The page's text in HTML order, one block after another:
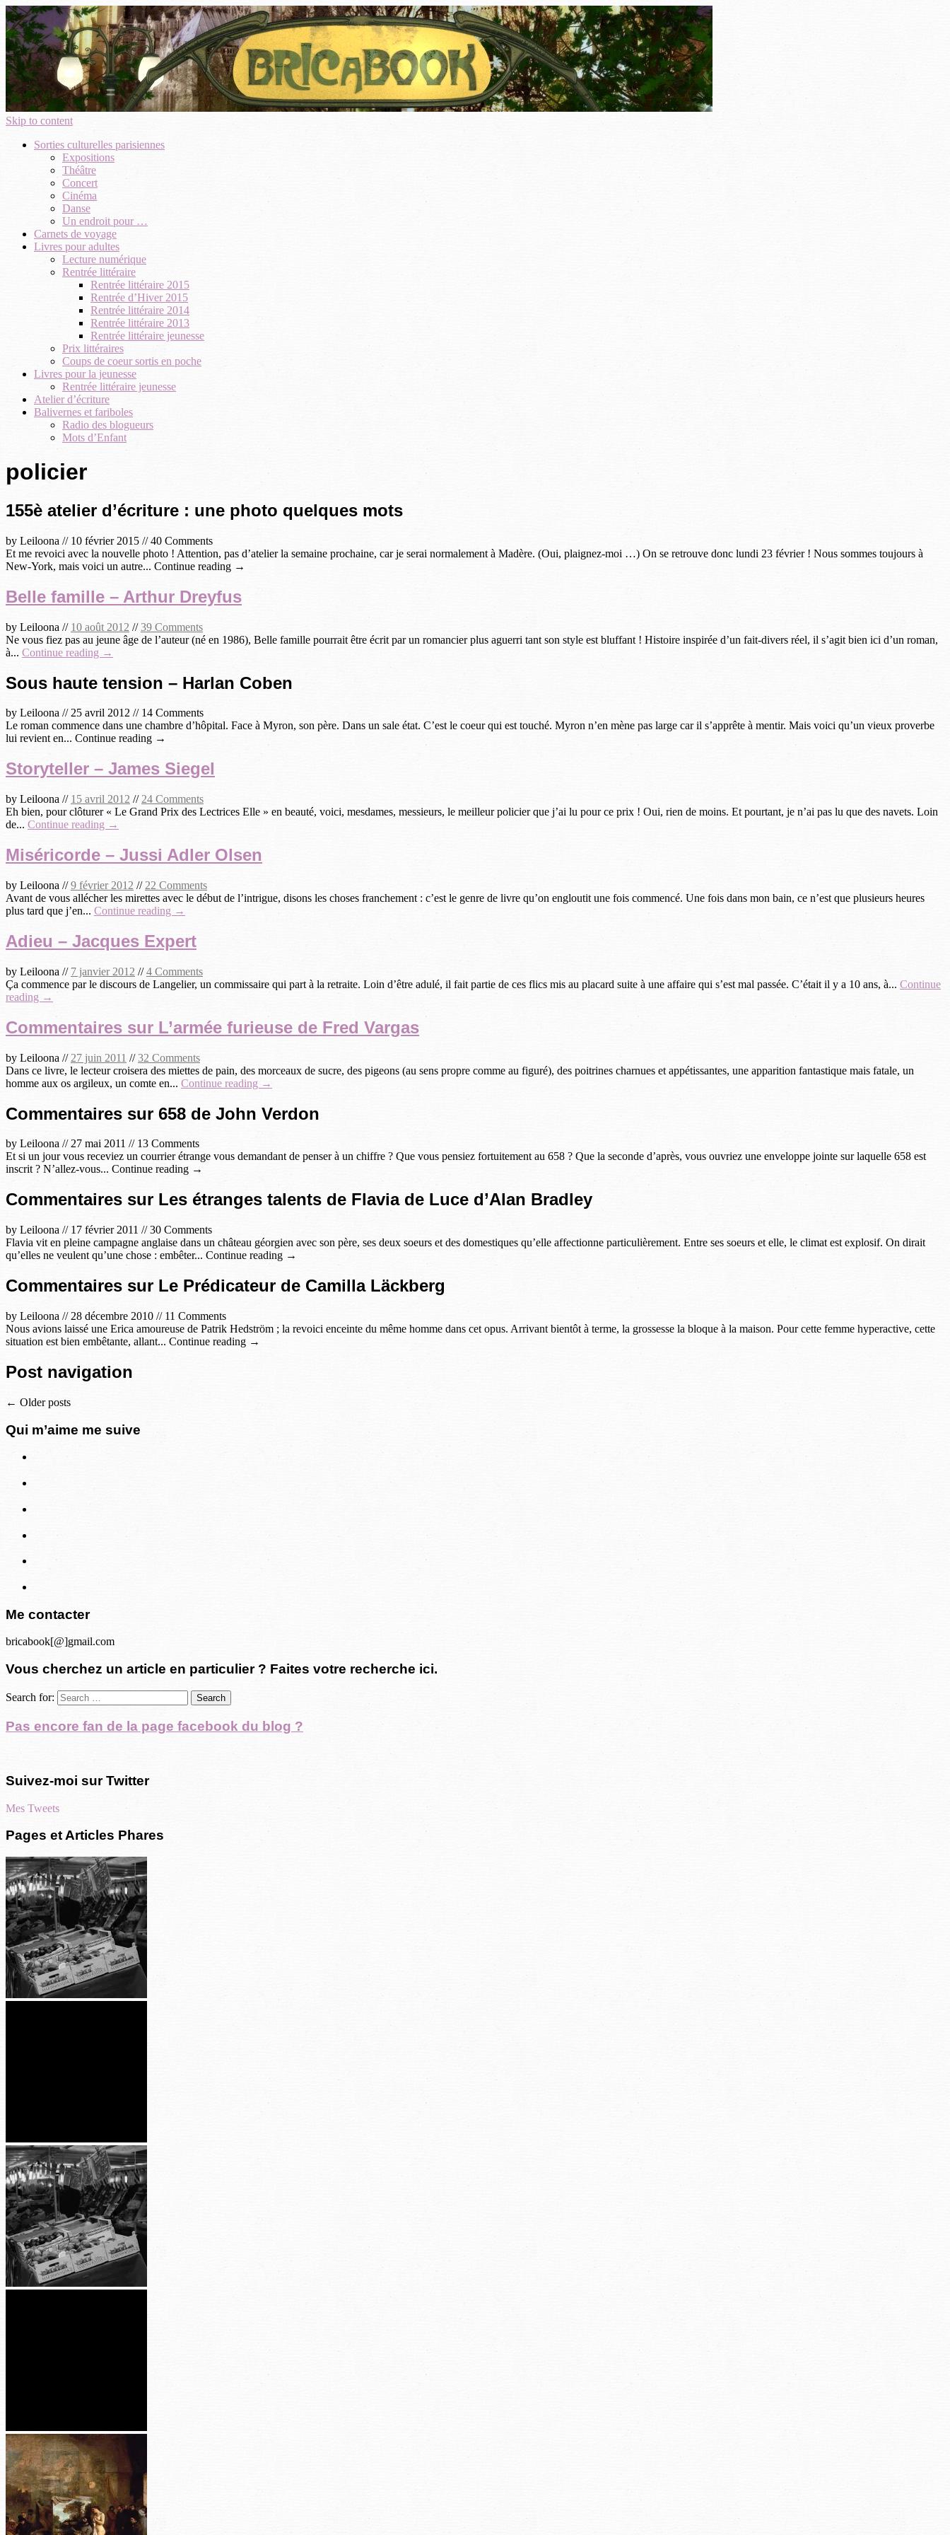
Skip to content
Sorties culturelles parisiennes
Expositions
Théâtre
Concert
Cinéma
Danse
Un endroit pour …
Carnets de voyage
Livres pour adultes
Lecture numérique
Rentrée littéraire
Rentrée littéraire 2015
Rentrée d’Hiver 2015
Rentrée littéraire 2014
Rentrée littéraire 2013
Rentrée littéraire jeunesse
Prix littéraires
Coups de coeur sortis en poche
Livres pour la jeunesse
Rentrée littéraire jeunesse
Atelier d’écriture
Balivernes et fariboles
Radio des blogueurs
Mots d’Enfant
policier
155è atelier d’écriture : une photo quelques mots
by Leiloona // 10 février 2015 //40 Comments
Et me revoici avec la nouvelle photo ! Attention, pas d’atelier la semaine prochaine, car je serai normalement à Madère. (Oui, plaignez-moi …) On se retrouve donc lundi 23 février ! Nous sommes toujours à
New-York, mais voici un autre... Continue reading →
Belle famille – Arthur Dreyfus
by Leiloona // 10 août 2012 //39 Comments
Ne vous fiez pas au jeune âge de l’auteur (né en 1986), Belle famille pourrait être écrit par un romancier plus aguerri tant son style est bluffant ! Histoire inspirée d’un fait-divers réel, il s’agit bien ici d’un roman,
à... Continue reading →
Sous haute tension – Harlan Coben
by Leiloona //25 avril 2012 // 14 Comments
Le roman commence dans une chambre d’hôpital. Face à Myron, son père. Dans un sale état. C’est le coeur qui est touché. Myron n’en mène pas large car il s’apprête à mentir. Mais voici qu’un vieux proverbe
lui revient en... Continue reading →
Storyteller – James Siegel
by Leiloona // 15 avril 2012 // 24 Comments
Eh bien, pour clôturer « Le Grand Prix des Lectrices Elle » en beauté, voici, mesdames, messieurs, le meilleur policier que j’ai lu pour ce prix ! Oui, rien de moins. Et pourtant, je n’ai pas lu que des navets. Loin
de... Continue reading →
Miséricorde – Jussi Adler Olsen
by Leiloona //9 février 2012 // 22 Comments
Avant de vous allécher les mirettes avec le début de l’intrigue, disons les choses franchement : c’est le genre de livre qu’on engloutit une fois commencé. Une fois dans mon bain, ce n’est que plusieurs heures
plus tard que j’en... Continue reading →
Adieu – Jacques Expert
by Leiloona // 7 janvier 2012 //4 Comments
Ça commence par le discours de Langelier, un commissaire qui part à la retraite. Loin d’être adulé, il fait partie de ces flics mis au placard suite à une affaire qui s’est mal passée. C’était il y a 10 ans, à... Continue
reading →
Commentaires sur L’armée furieuse de Fred Vargas
by Leiloona // 27 juin 2011 //32 Comments
Dans ce livre, le lecteur croisera des miettes de pain, des morceaux de sucre, des pigeons (au sens propre comme au figuré), des poitrines charnues et appétissantes, une apparition fantastique mais fatale, un
homme aux os argileux, un comte en... Continue reading →
Commentaires sur 658 de John Verdon
by Leiloona //27 mai 2011 // 13 Comments
Et si un jour vous receviez un courrier étrange vous demandant de penser à un chiffre ? Que vous pensiez fortuitement au 658 ? Que la seconde d’après, vous ouvriez une enveloppe jointe sur laquelle 658 est
inscrit ? N’allez-vous... Continue reading →
Commentaires sur Les étranges talents de Flavia de Luce d’Alan Bradley
by Leiloona // 17 février 2011 //30 Comments
Flavia vit en pleine campagne anglaise dans un château géorgien avec son père, ses deux soeurs et des domestiques qu’elle affectionne particulièrement. Entre ses soeurs et elle, le climat est explosif. On dirait
qu’elles ne veulent qu’une chose : embêter... Continue reading →
Commentaires sur Le Prédicateur de Camilla Läckberg
by Leiloona //28 décembre 2010 // 11 Comments
Nous avions laissé une Erica amoureuse de Patrik Hedström ; la revoici enceinte du même homme dans cet opus. Arrivant bientôt à terme, la grossesse la bloque à la maison. Pour cette femme hyperactive, cette
situation est bien embêtante, allant... Continue reading →
Post navigation
← Older posts
Qui m’aime me suive
Me contacter
bricabook[@]gmail.com
Vous cherchez un article en particulier ? Faites votre recherche ici.
Search for:
Pas encore fan de la page facebook du blog ?
Suivez-moi sur Twitter
Mes Tweets
Pages et Articles Phares